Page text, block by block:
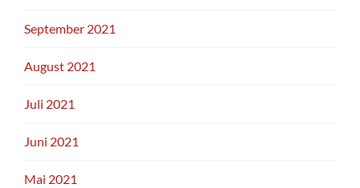
September 2021
August 2021
Juli 2021
Juni 2021
Mai 2021